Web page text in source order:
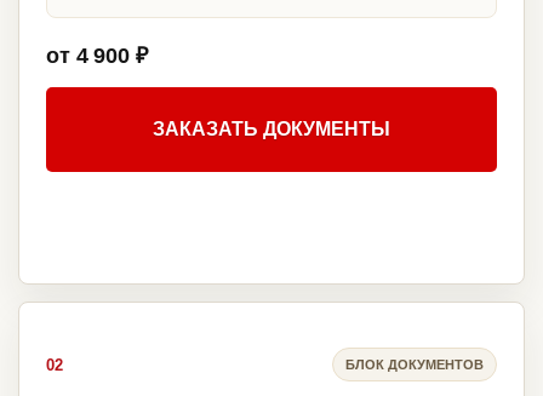
от 4 900 ₽
ЗАКАЗАТЬ ДОКУМЕНТЫ
02 БЛОК ДОКУМЕНТОВ